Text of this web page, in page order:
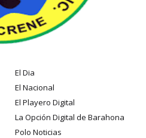
El Dia
El Nacional
El Playero Digital
La Opción Digital de Barahona
Polo Noticias